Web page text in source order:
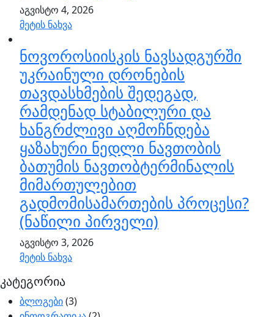
აგვისტო 4, 2026
მეტის ნახვა
ნოვოროსიისკის ნავსადგურში
უკრაინული დრონების
თავდასხმების შედეგად,
რამდენად სტაბილური და
ხანგრძლივი აღმოჩნდება
ყაზახური ნედლი ნავთობის
ბათუმის ნავთობტერმინალის
მიმართულებით
გადმომისამართების პროცესი?
(ნაწილი პირველი)
აგვისტო 3, 2026
მეტის ნახვა
კატეგორია
ბლოგები(3)